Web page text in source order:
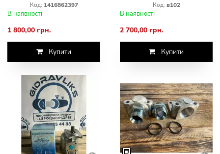
Код: 1416862397
В наявності
1 800,00 грн.
Купити
Код: в102
В наявності
2 700,00 грн.
Купити